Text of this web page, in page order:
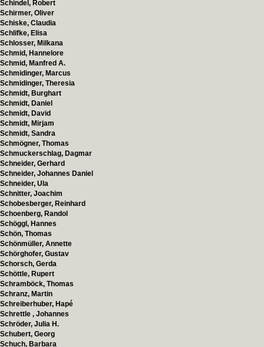
Schindel, Robert
Schirmer, Oliver
Schiske, Claudia
Schlifke, Elisa
Schlosser, Milkana
Schmid, Hannelore
Schmid, Manfred A.
Schmidinger, Marcus
Schmidinger, Theresia
Schmidt, Burghart
Schmidt, Daniel
Schmidt, David
Schmidt, Mirjam
Schmidt, Sandra
Schmögner, Thomas
Schmuckerschlag, Dagmar
Schneider, Gerhard
Schneider, Johannes Daniel
Schneider, Ula
Schnitter, Joachim
Schobesberger, Reinhard
Schoenberg, Randol
Schöggl, Hannes
Schön, Thomas
Schönmüller, Annette
Schörghofer, Gustav
Schorsch, Gerda
Schöttle, Rupert
Schramböck, Thomas
Schranz, Martin
Schreiberhuber, Hapé
Schrettle , Johannes
Schröder, Julia H.
Schubert, Georg
Schuch, Barbara